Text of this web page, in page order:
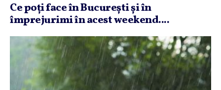
Ce poţi face în Bucureşti şi în
împrejurimi în acest weekend....